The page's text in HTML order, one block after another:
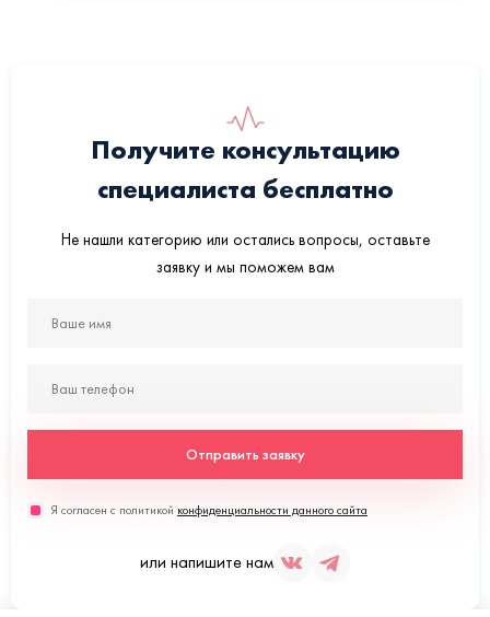
Получите консультацию
специалиста бесплатно
Не нашли категорию или остались вопросы, оставьте
заявку и мы поможем вам
Отправить заявку
Я согласен с политикой конфиденциальности данного сайта
или напишите нам